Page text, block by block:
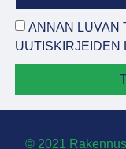
ANNAN LUVAN
UUTISKIRJEIDEN
© 2021